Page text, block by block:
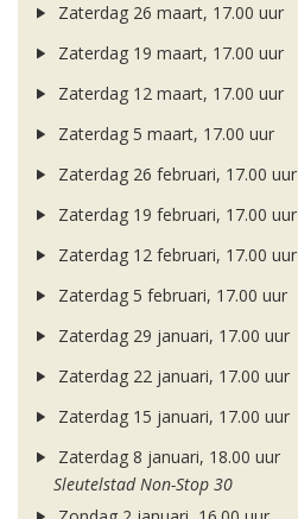
Zaterdag 26 maart, 17.00 uur
Zaterdag 19 maart, 17.00 uur
Zaterdag 12 maart, 17.00 uur
Zaterdag 5 maart, 17.00 uur
Zaterdag 26 februari, 17.00 uur
Zaterdag 19 februari, 17.00 uur
Zaterdag 12 februari, 17.00 uur
Zaterdag 5 februari, 17.00 uur
Zaterdag 29 januari, 17.00 uur
Zaterdag 22 januari, 17.00 uur
Zaterdag 15 januari, 17.00 uur
Zaterdag 8 januari, 18.00 uur
Sleutelstad Non-Stop 30